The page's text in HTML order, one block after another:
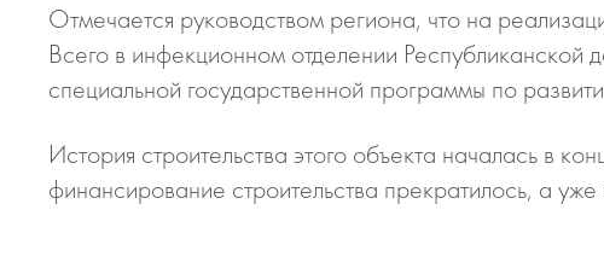
Отмечается руководством региона, что на
Всего в инфекционном отделении
специальной государственной программы по
История строительства этого объекта началась в
финансирование строительства прекратилось, а